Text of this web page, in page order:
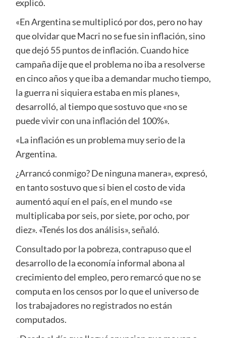
explicó.
«En Argentina se multiplicó por dos, pero no hay
que olvidar que Macri no se fue sin inflación, sino
que dejó 55 puntos de inflación. Cuando hice
campaña dije que el problema no iba a resolverse
en cinco años y que iba a demandar mucho tiempo,
la guerra ni siquiera estaba en mis planes»,
desarrolló, al tiempo que sostuvo que «no se
puede vivir con una inflación del 100%».
«La inflación es un problema muy serio de la
Argentina.
¿Arrancó conmigo? De ninguna manera», expresó,
en tanto sostuvo que si bien el costo de vida
aumentó aquí en el país, en el mundo «se
multiplicaba por seis, por siete, por ocho, por
diez». «Tenés los dos análisis», señaló.
Consultado por la pobreza, contrapuso que el
desarrollo de la economía informal abona al
crecimiento del empleo, pero remarcó que no se
computa en los censos por lo que el universo de
los trabajadores no registrados no están
computados.